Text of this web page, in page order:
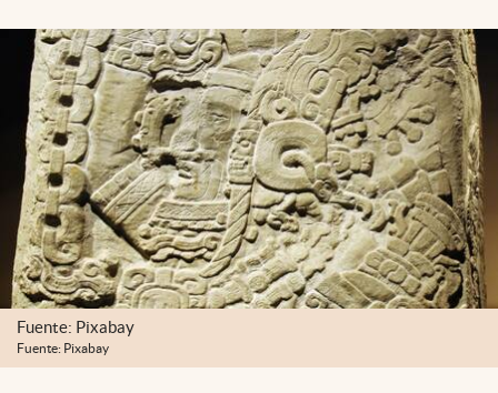
abre en nueva pestaña
México
Fuente: Pixabay
Fuente: Pixabay